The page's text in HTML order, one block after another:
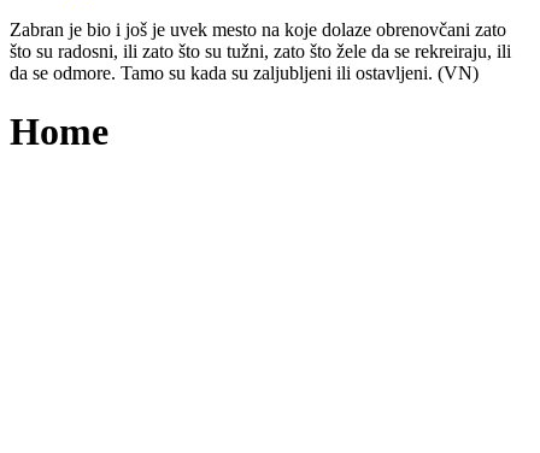
Zabran je bio i još je uvek mesto na koje dolaze obrenovčani zato
što su radosni, ili zato što su tužni, zato što žele da se rekreiraju, ili
da se odmore. Tamo su kada su zaljubljeni ili ostavljeni. (VN)
Home